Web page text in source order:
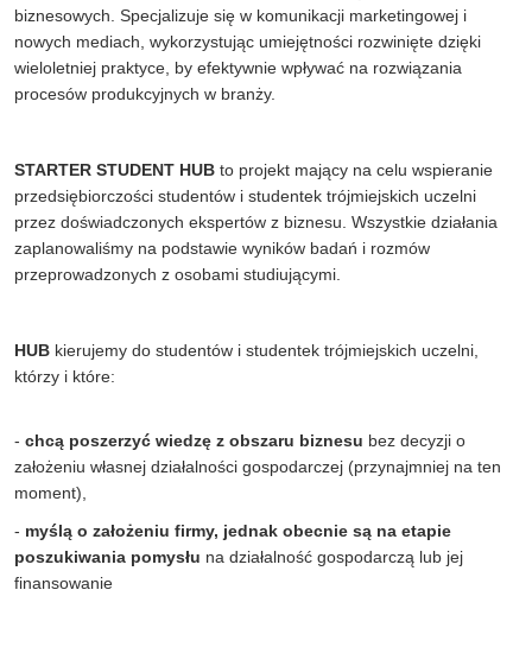
biznesowych. Specjalizuje się w komunikacji marketingowej i
nowych mediach, wykorzystując umiejętności rozwinięte dzięki
wieloletniej praktyce, by efektywnie wpływać na rozwiązania
procesów produkcyjnych w branży.
STARTER STUDENT HUB to projekt mający na celu wspieranie
przedsiębiorczości studentów i studentek trójmiejskich uczelni
przez doświadczonych ekspertów z biznesu. Wszystkie działania
zaplanowaliśmy na podstawie wyników badań i rozmów
przeprowadzonych z osobami studiującymi.
HUB kierujemy do studentów i studentek trójmiejskich uczelni,
którzy i które:
- chcą poszerzyć wiedzę z obszaru biznesu bez decyzji o
założeniu własnej działalności gospodarczej (przynajmniej na ten
moment),
- myślą o założeniu firmy, jednak obecnie są na etapie
poszukiwania pomysłu na działalność gospodarczą lub jej
finansowanie